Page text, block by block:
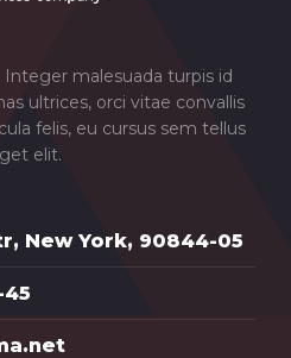
malesuada turpis id
ultrices, orci vitae convallis
felis, eu cursus sem tellus
elit.
New York, 90844-05